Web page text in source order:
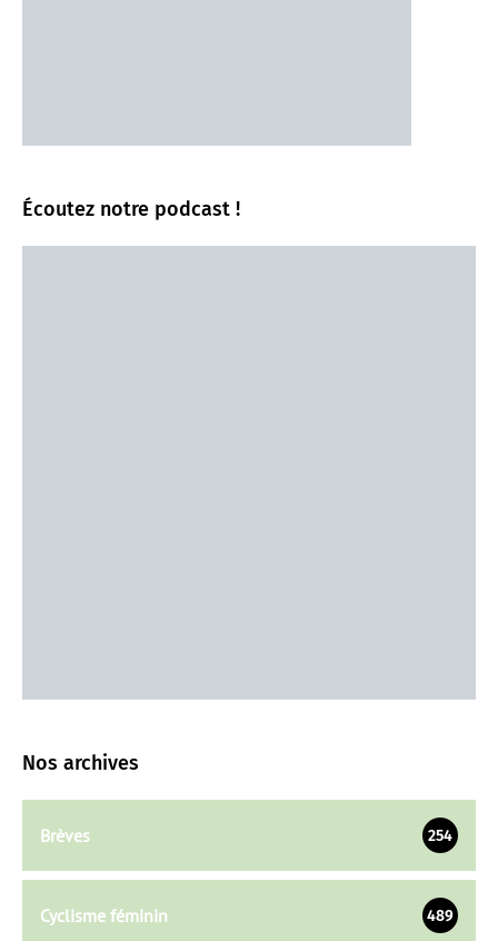
Écoutez notre podcast !
Nos archives
Brèves 254
Cyclisme féminin 489